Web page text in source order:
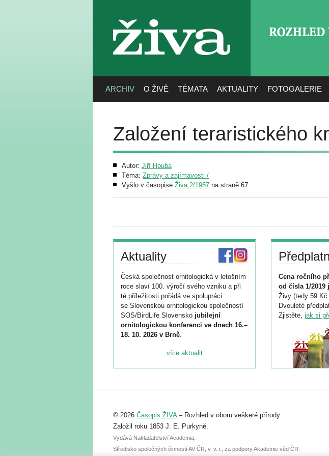
živa
ARCHIV O ŽIVĚ TÉMATA AKTUALITY FOTOGALERIE
Založení teraristického
Autor: Jiří Houba
Téma: Zprávy a zajímavosti /
Vyšlo v časopise Živa 2/1957 na straně 67
Aktuality
Česká společnost ornitologická v letošním
roce slaví 100. výročí svého vzniku a při
té příležitosti pořádá ve spolupráci
se Slovenskou ornitologickou společností
SOS/BirdLife Slovensko jubilejní
ornitologickou konferenci ve dnech 16.–
18. 10. 2026 v Brně.
Podrobnější informace ke konferenci
Registrovat se můžete do 6. září.
abstraktu přihlášené přednášky nebo
posteru je už 30. června.
... více aktualit ...
Cena ročního
od čísla 1/2019
Živy (tedy 59
Dvouleté
Zjistěte, jak si
© 2026 Časopis ŽIVA– Rozhled v oboru veškeré přírody.
Založil roku 1853 J. E. Purkyně.
Vydává Nakladatelství Academia,
Středisko společných činností AV ČR, v. v. i., za podpory Akademie věd ČR.